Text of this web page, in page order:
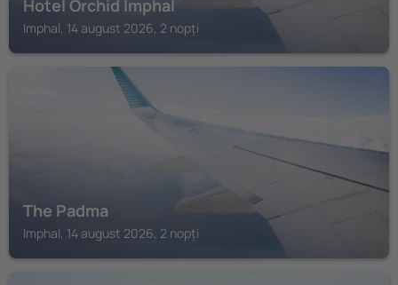
Hotel Orchid Imphal
Imphal, 14 august 2026, 2 nopți
The Padma
Imphal, 14 august 2026, 2 nopți